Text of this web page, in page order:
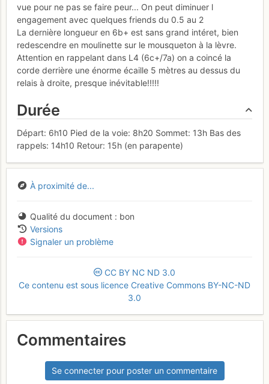
vue pour ne pas se faire peur... On peut diminuer l
engagement avec quelques friends du 0.5 au 2
La dernière longueur en 6b+ est sans grand intéret, bien
redescendre en moulinette sur le mousqueton à la lèvre.
Attention en rappelant dans L4 (6c+/7a) on a coincé la
corde derrière une énorme écaille 5 mètres au dessus du
relais à droite, presque inévitable!!!!!
Durée
Départ: 6h10 Pied de la voie: 8h20 Sommet: 13h Bas des
rappels: 14h10 Retour: 15h (en parapente)
À proximité de...
Qualité du document
bon
Versions
Signaler un problème
CC BY NC ND 3.0
Ce contenu est sous licence Creative Commons BY-NC-ND
3.0
Commentaires
Se connecter pour poster un commentaire